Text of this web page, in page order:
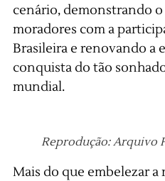
cenário, demonstrando
moradores com a
Brasileira e renovando a
conquista do tão
mundial.
Reprodução: Arquivo
Mais do que embelezar a